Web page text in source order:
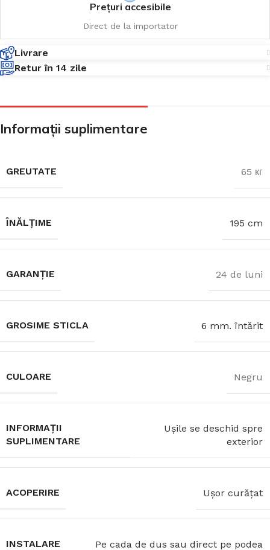
Prețuri accesibile
Direct de la importator
Livrare
Retur în 14 zile
Informații suplimentare
GREUTATE 65 кг
ÎNĂLȚIME 195 cm
GARANȚIE 24 de luni
GROSIME STICLA 6 mm. întărit
CULOARE Negru
INFORMAȚII
SUPLIMENTARE
Ușile se deschid spre
exterior
ACOPERIRE Ușor curățat
INSTALARE Pe cada de dus sau direct pe podea